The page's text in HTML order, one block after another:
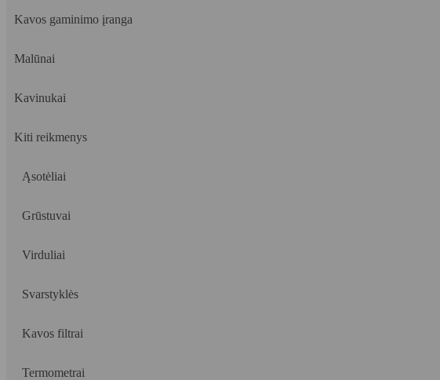
Kavos gaminimo įranga
Malūnai
Kavinukai
Kiti reikmenys
Ąsotėliai
Grūstuvai
Virduliai
Svarstyklės
Kavos filtrai
Termometrai